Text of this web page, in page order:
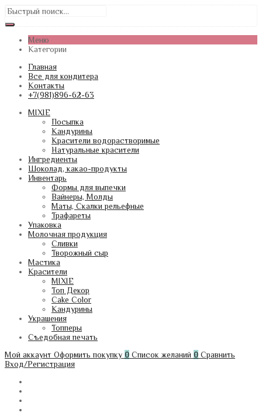
Меню
Категории
Главная
Все для кондитера
Контакты
+7(981)896-62-63
MIXIE
Посыпка
Кандурины
Красители водорастворимые
Натуральные красители
Ингредиенты
Шоколад, какао-продукты
Инвентарь
Формы для выпечки
Вайнеры, Молды
Маты, Скалки рельефные
Трафареты
Упаковка
Молочная продукция
Сливки
Творожный сыр
Мастика
Красители
MIXIE
Топ Декор
Cake Color
Кандурины
Украшения
Топперы
Съедобная печать
Мой аккаунт Оформить покупку 0 Список желаний 0 Сравнить
Вход/Регистрация